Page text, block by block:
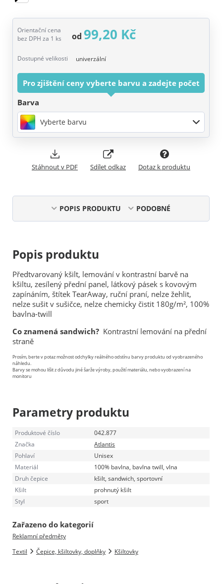
Orientační cena
bez DPH za 1 ks
od 99,20 Kč
Dostupné velikosti univerzální
Pro zjištění ceny vyberte barvu a zadejte počet
Barva
Vyberte barvu
Stáhnout v PDF Sdílet odkaz Dotaz k produktu
POPIS PRODUKTU PODOBNÉ
Popis produktu
Předtvarovaný kšilt, lemování v kontrastní barvě na
kšiltu, zesílený přední panel, látkový pásek s kovovým
zapínáním, štítek TearAway, ruční praní, nelze žehlit,
nelze sušit v sušičce, nelze chemicky čistit 180g/m², 100%
bavlna-twill
Co znamená sandwich? Kontrastní lemování na přední
straně
Prosím, berte v potaz možnost odchylky reálného odstínu barvy produktu od vyobrazeného
náhledu.
Barvy se mohou lišit z důvodu jiné šarže výroby, použití materiálu, nebo vyobrazení na
monitoru
Parametry produktu
Produktové číslo
042.877
Značka
Atlantis
Pohlaví
Unisex
Materiál
100% bavlna, bavlna twill, vlna
Druh čepice
kšilt, sandwich, sportovní
Kšilt
prohnutý kšilt
Styl
sport
Zařazeno do kategorií
Reklamní předměty
Textil
Čepice, kšiltovky, doplňky Kšiltovky